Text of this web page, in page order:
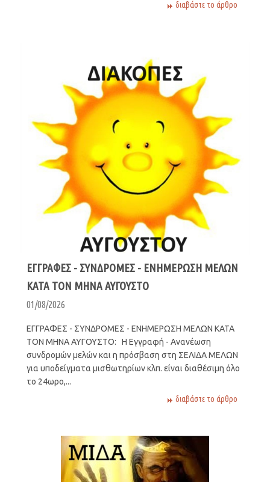
διαβάστε το άρθρο
ΕΓΓΡΑΦΕΣ - ΣΥΝΔΡΟΜΕΣ - ΕΝΗΜΕΡΩΣΗ ΜΕΛΩΝ
ΚΑΤΑ ΤΟΝ ΜΗΝΑ ΑΥΓΟΥΣΤΟ
01/08/2026
ΕΓΓΡΑΦΕΣ - ΣΥΝΔΡΟΜΕΣ - ΕΝΗΜΕΡΩΣΗ ΜΕΛΩΝ ΚΑΤΑ
ΤΟΝ ΜΗΝΑ ΑΥΓΟΥΣΤΟ: Η Εγγραφή - Ανανέωση
συνδρομών μελών και η πρόσβαση στη ΣΕΛΙΔΑ ΜΕΛΩΝ
για υποδείγματα μισθωτηρίων κλπ. είναι διαθέσιμη όλο
το 24ωρο,...
διαβάστε το άρθρο